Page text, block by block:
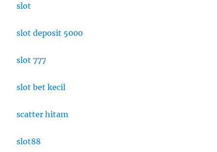
slot
slot deposit 5000
slot 777
slot bet kecil
scatter hitam
slot88